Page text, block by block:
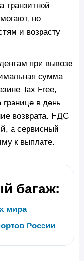
транзитной
но
и возрасту
при вывозе
сумма
Tax Free,
границе в день
возврата. НДС
а сервисный
к выплате.
багаж:
мира
России